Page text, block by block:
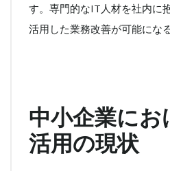
す。専門的なIT人材を社内に
活用した業務改善が可能にな
中小企業にお
活用の現状